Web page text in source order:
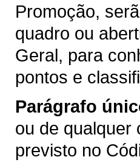
Promoção,
quadro ou
Geral, para
pontos e
Parágrafo
ou de qualquer
previsto no